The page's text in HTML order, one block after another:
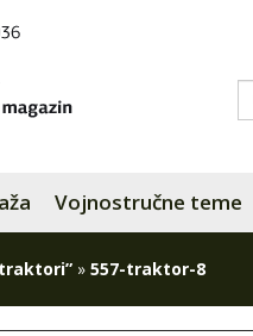
Vojnostručne teme
» 557-traktor-8